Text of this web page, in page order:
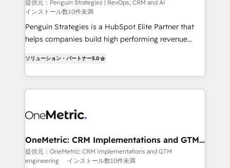
entre l'expertise humaine et l'intelligence artificielle.
Pas pour remplacer l'humain, mais pour l'augmenter.
Chez Ideagency, nous accompagnons cette
données unifiées, des processus alignés. Ensuite
l'augmentation : l'IA là où elle crée de la valeur. Et
surtout : l'humain qui reste au centre. Parce que la
Stand Out.
提供元：Penguin Strategies | RevOps, CRM and AI
インストール数10件未満
Penguin Strategies is a HubSpot Elite Partner that
helps companies build high performing revenue
system environments and global SaaS or
manufacturing teams. Trusted by leading enterprises
and fast growing scale ups including Sony, Rapyd,
Design Automation and Uptive. 📊 RevOps & data
integrations 🤖 AI workflows & enrichment 📘 Team
enablement & company-wide adoption We create
HubSpot environments that teams use with
ソリューション・パートナー5.0
OneMetric: CRM Implementations and GTM
engineering
提供元：OneMetric: CRM Implementations and GTM
engineering
インストール数10件未満